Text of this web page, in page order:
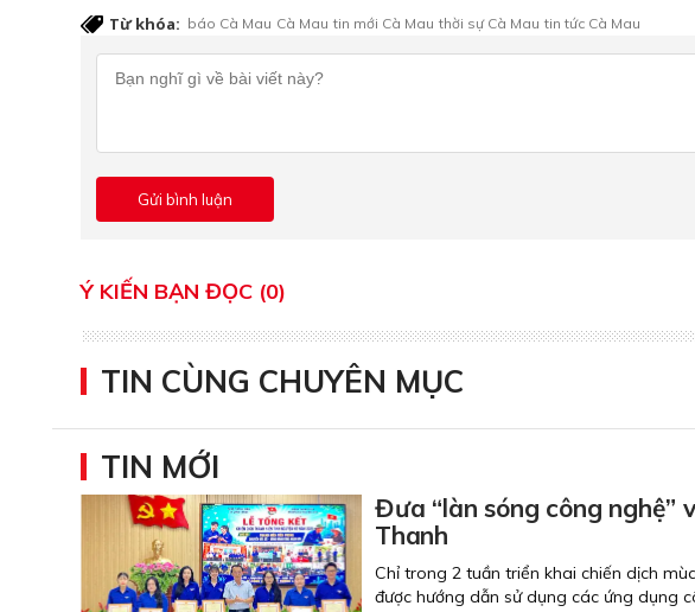
Từ khóa: báo Cà Mau Cà Mau tin mới Cà Mau thời sự Cà Mau tin tức Cà Mau
Ý KIẾN BẠN ĐỌC (0)
TIN CÙNG CHUYÊN MỤC
TIN MỚI
Đưa “làn sóng công nghệ”
Thanh
Chỉ trong 2 tuần triển khai chiến dịch
được hướng dẫn sử dụng các ứng dụng